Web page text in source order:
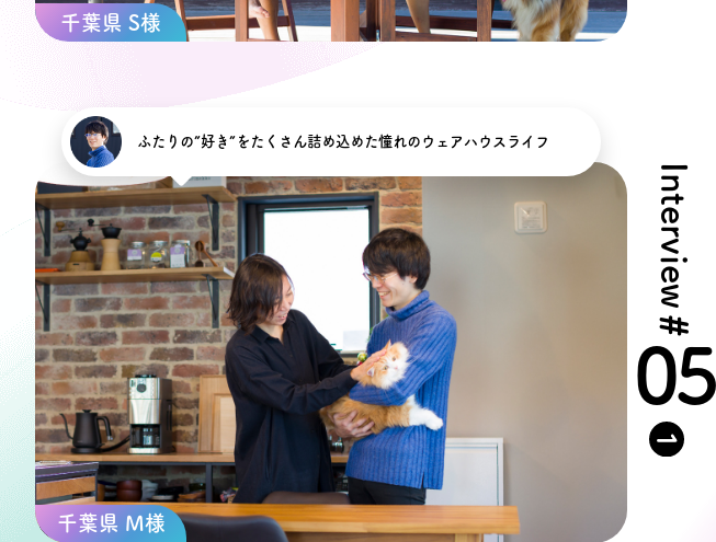
千葉県 S様
千葉県 M様
ふたりの”好き”をたくさん詰め込めた憧れのウェアハウスライフ
Interview
#
05